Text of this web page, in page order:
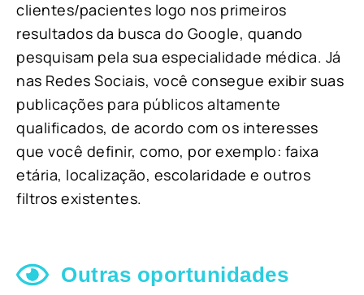
clientes/pacientes logo nos primeiros
resultados da busca do Google, quando
pesquisam pela sua especialidade médica. Já
nas Redes Sociais, você consegue exibir suas
publicações para públicos altamente
qualificados, de acordo com os interesses
que você definir, como, por exemplo: faixa
etária, localização, escolaridade e outros
filtros existentes.
Outras oportunidades